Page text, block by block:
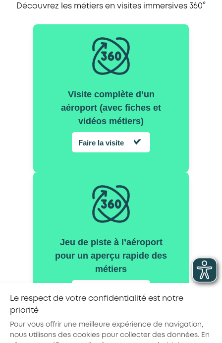
Découvrez les métiers en visites immersives 360°
Visite complète d’un
aéroport (avec fiches et
vidéos métiers)
Faire la visite
Jeu de piste à l’aéroport
pour un aperçu rapide des
métiers
Le respect de votre confidentialité est notre
priorité
Pour vous offrir une meilleure expérience de navigation,
nous utilisons des cookies pour collecter des données. En